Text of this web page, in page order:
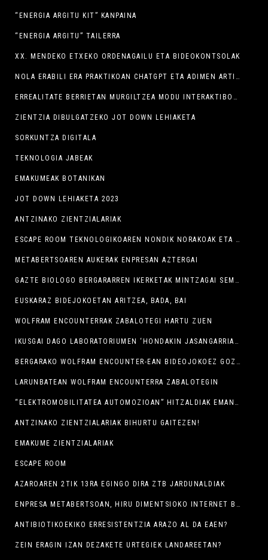
“ENERGIA ARGITU KIT” KANPAINA
“ENERGIA ARGITU” TAILERRA
XX. MENDEKO ETXEKO ORDENAGAILU ETA BIDEOKONTSOLAK
NOLA ERABILI ERA PRAKTIKOAN CHATGPT ETA ADIMEN ARTIFIZIALEKO BESTE TRESNA SORTZAILE BATZUK
ERREALITATE BERRIETAN MURGILTZEA MODU INTERAKTIBOAN
ZIENTZIA DIBULGATZEKO JOT DOWN LEHIAKETA
SORKUNTZA DIGITALA
TEKNOLOGIA JABEAK
EMAKUMEAK BOTANIKAN
JOT DOWN LEHIAKETA 2023
ANTZINAKO ZIENTZIALARIAK
ESCAPE ROOM TEKNOLOGIKOAREN NONDIK NORAKOAK ETA HELBURUAK
METABERTSOAREN AUKERAK ENPRESAN AZTERGAI
GAZTE BIOLOGO BERGARARREN IKERKETAK MINTZAGAI SEMINARIXOAN
EUSKARAZ BIDEJOKOETAN ARITZEA, BADA, BAI
WOLFRAM ENCOUNTERRAK ZABALOTEGI HARTU ZUEN
IKUSGAI DAGO LABORATORIUMEN ‘HONDAKIN JASANGARRIAK: FIKZIOA EDO ERREALITATEA?’ ERAKUSKETA
BERGARAKO WOLFRAM ENCOUNTER-EAN BIDEOJOKOEZ GOZATZEKO ELKARTUKO GARA
LARUNBATEAN WOLFRAM ENCOUNTERRA ZABALOTEGIN
“ELEKTROMOBILITATEA AUTOMOZIOAN” HITZALDIAK EMAN DIO HASIERA AURTENGO ZTB JARDUNALDIEI
ANTZINAKO ZIENTZIALARIAK BIHURTU GAITEZEN!
EMAKUME ZIENTZIALARIAK
ESCAPE ROOM
AZAROAREN 2TIK 13RA EGINGO DIRA ZTB JARDUNALDIAK
ENPRESA METABERTSOAN, HIRU DIMENTSIOKO INTERNET BERRIRANTZ
ANTIBIOTIKOEKIKO ERRESISTENTZIA ARAZO AL DA EAEN?
ZEIN ERAGIN IZAN DEZAKETE URTEGIEK LANDAREETAN?